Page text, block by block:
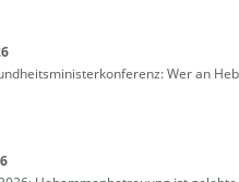
Wer an